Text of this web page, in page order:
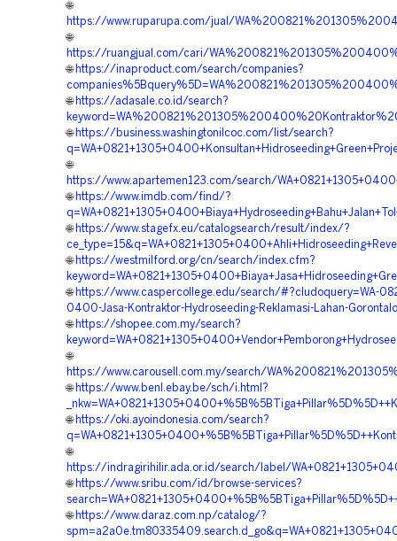
🌐
https://www.ruparupa.com/jual/
🌐
https://ruangjual.com/cari/
🌐 https://inaproduct.com/search/companies?
🌐 https://adasale.co.id/search?
🌐 https://business.washingtonilcoc.com/list/search?
🌐
https://www.apartemen123.com/search/
🌐 https://www.imdb.com/find/?
🌐 https://www.stagefx.eu/catalogsearch/result/index/?
🌐 https://westmilford.org/cn/search/index.cfm?
🌐 https://www.caspercollege.edu/search/#?cludoquery=WA-
0400-Jasa-Kontraktor-Hydroseeding-Reklamasi-Lahan-
🌐 https://shopee.com.my/search?
🌐
https://www.carousell.com.my/search/
🌐 https://www.benl.ebay.be/sch/i.html?
🌐 https://oki.ayoindonesia.com/search?
🌐
https://indragirihilir.ada.or.id/search/label/
🌐 https://www.sribu.com/id/browse-services?
🌐 https://www.daraz.com.np/catalog/?